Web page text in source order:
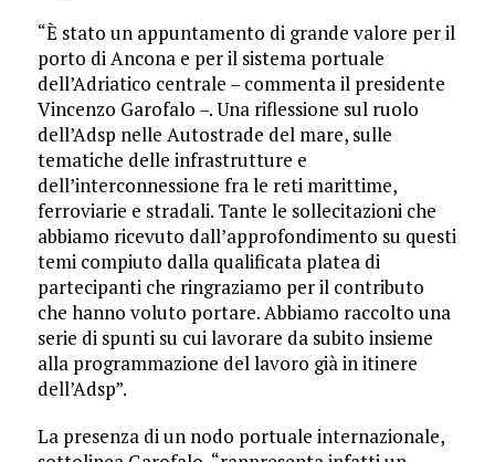
“È stato un appuntamento di grande valore per il
porto di Ancona e per il sistema portuale
dell’Adriatico centrale – commenta il presidente
Vincenzo Garofalo –. Una riflessione sul ruolo
dell’Adsp nelle Autostrade del mare, sulle
tematiche delle infrastrutture e
dell’interconnessione fra le reti marittime,
ferroviarie e stradali. Tante le sollecitazioni che
abbiamo ricevuto dall’approfondimento su questi
temi compiuto dalla qualificata platea di
partecipanti che ringraziamo per il contributo
che hanno voluto portare. Abbiamo raccolto una
serie di spunti su cui lavorare da subito insieme
alla programmazione del lavoro già in itinere
dell’Adsp”.
La presenza di un nodo portuale internazionale,